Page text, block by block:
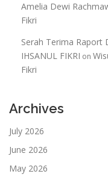
Amelia Dewi
Fikri
Serah Terima Raport
IHSANUL FIKRI on
Fikri
Archives
July 2026
June 2026
May 2026